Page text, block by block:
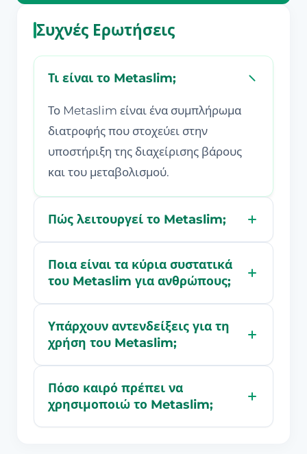
Συχνές Ερωτήσεις
Τι είναι το Metaslim;
Το Metaslim είναι ένα συμπλήρωμα
διατροφής που στοχεύει στην
υποστήριξη της διαχείρισης βάρους
και του μεταβολισμού.
Πώς λειτουργεί το Metaslim;
Ποια είναι τα κύρια συστατικά
του Metaslim για ανθρώπους;
Υπάρχουν αντενδείξεις για τη
χρήση του Metaslim;
Πόσο καιρό πρέπει να
χρησιμοποιώ το Metaslim;